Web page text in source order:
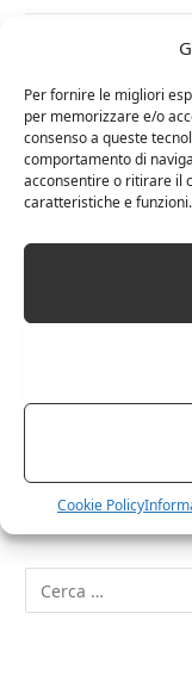
Per fornire le migliori
per memorizzare e/o
consenso a queste
comportamento di
acconsentire o ritirare il
caratteristiche e funzioni.
Cookie Policy
27
1
RICERCA NEL SITO